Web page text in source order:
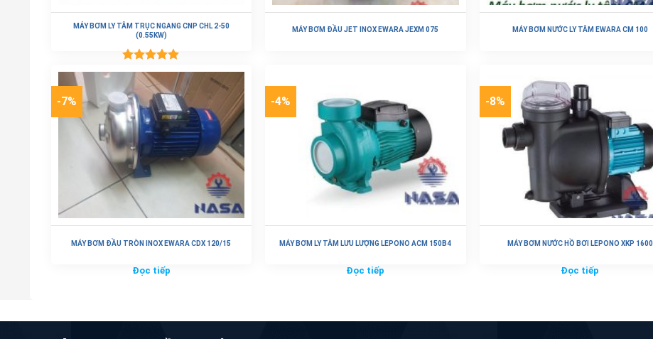
MÁY BƠM LY TÂM TRỤC NGANG CNP CHL 2-50
(0.55KW)
Được xếp
hạng5.00
5 sao
Đọc tiếp
MÁY BƠM ĐẦU JET INOX EWARA JEXM 075 MÁY BƠM NƯỚC LY TÂM EWARA CM 100
-7%
MÁY BƠM ĐẦU TRÒN INOX EWARA CDX 120/15
Đọc tiếp
-4%
MÁY BƠM LY TÂM LƯU LƯỢNG LEPONO ACM 150B4
Đọc tiếp
-8%
MÁY BƠM NƯỚC HỒ BƠI LEPONO XKP 1600
Đọc tiếp